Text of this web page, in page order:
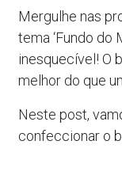
Mergulhe nas
tema ‘Fundo do
inesquecível! O
melhor do que
Neste post,
confeccionar o